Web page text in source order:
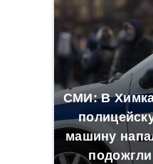
СМИ: В
машину